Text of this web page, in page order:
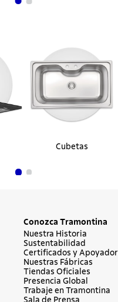
Cubetas
Conozca Tramontina
Nuestra Historia
Sustentabilidad
Certificados y
Nuestras Fábricas
Tiendas Oficiales
Presencia Global
Trabaje en Tramontina